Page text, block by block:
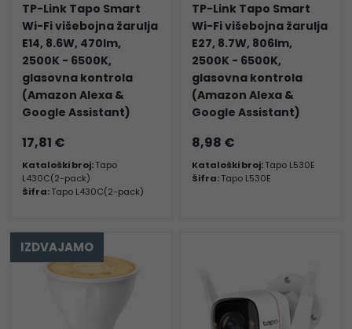
TP-Link Tapo Smart
Wi-Fi višebojna žarulja
E14, 8.6W, 470lm,
2500K - 6500K,
glasovna kontrola
(Amazon Alexa &
Google Assistant)
17,81 €
Kataloški broj:Tapo
L430C(2-pack)
Šifra:Tapo L430C(2-pack)
TP-Link Tapo Smart
Wi-Fi višebojna žarulja
E27, 8.7W, 806lm,
2500K - 6500K,
glasovna kontrola
(Amazon Alexa &
Google Assistant)
8,98 €
Kataloški broj:Tapo L530E
Šifra:Tapo L530E
IZDVAJAMO